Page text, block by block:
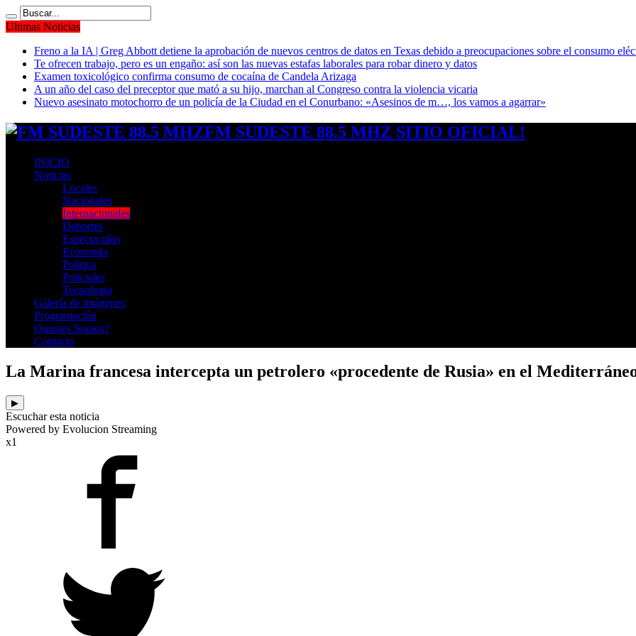
Ultimas Noticias
Freno a la IA | Greg Abbott detiene la aprobación de nuevos centros de datos en Texas debido a preocupaciones sobre el consumo
Te ofrecen trabajo, pero es un engaño: así son las nuevas estafas laborales para robar dinero y datos
Examen toxicológico confirma consumo de cocaína de Candela Arizaga
A un año del caso del preceptor que mató a su hijo, marchan al Congreso contra la violencia vicaria
Nuevo asesinato motochorro de un policía de la Ciudad en el Conurbano: «Asesinos de m…, los vamos a agarrar»
FM SUDESTE 88.5 MHZ SITIO OFICIAL!
INICIO
Noticias
Locales
Nacionales
Internacionales
Deportes
Espectaculos
Economia
Politica
Policiales
Tecnologia
Galería de imágenes
Programación
Quienes Somos?
Contacto
La Marina francesa intercepta un petrolero «procedente de Rusia» en el
▶
Escuchar esta noticia
Powered by Evolucion Streaming
x1